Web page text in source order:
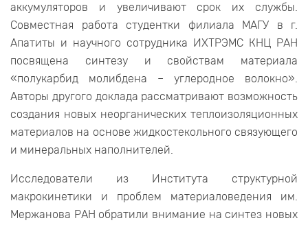
аккумуляторов и увеличивают срок их службы.
Совместная работа студентки филиала МАГУ в г.
Апатиты и научного сотрудника ИХТРЭМС КНЦ РАН
посвящена синтезу и свойствам материала
«полукарбид молибдена – углеродное волокно».
Авторы другого доклада рассматривают возможность
создания новых неорганических теплоизоляционных
материалов на основе жидкостекольного связующего
и минеральных наполнителей.
Исследователи из Института структурной
макрокинетики и проблем материаловедения им.
Мержанова РАН обратили внимание на синтез новых